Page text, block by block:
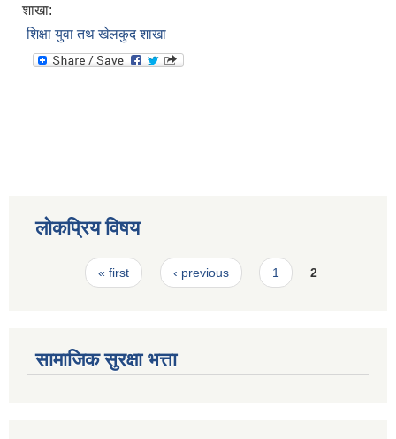
शाखा:
शिक्षा युवा तथ खेलकुद शाखा
लोकप्रिय विषय
Pages« first ‹ previous 1 2
सामाजिक सुरक्षा भत्ता